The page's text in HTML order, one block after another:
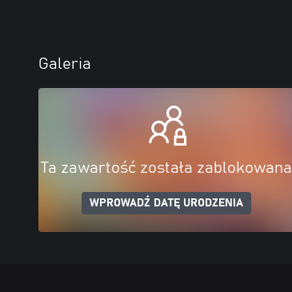
Galeria
Ta zawartość została zablokowana
WPROWADŹ DATĘ URODZENIA